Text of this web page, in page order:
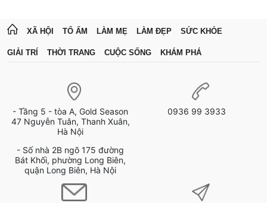
XÃ HỘI TỔ ẤM LÀM MẸ LÀM ĐẸP SỨC KHỎE
GIẢI TRÍ THỜI TRANG CUỘC SỐNG KHÁM PHÁ
- Tầng 5 - tòa A, Gold Season
47 Nguyễn Tuân, Thanh Xuân,
Hà Nội
- Số nhà 2B ngõ 175 đường
Bát Khối, phường Long Biên,
quận Long Biên, Hà Nội
0936 99 3933